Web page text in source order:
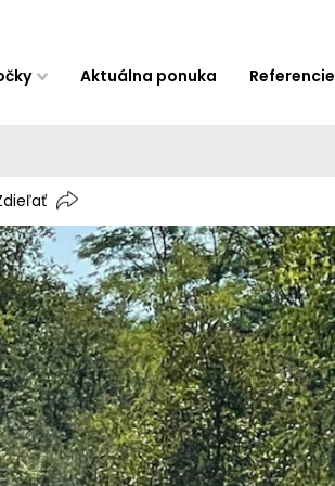
Aktuálna ponuka Referencie